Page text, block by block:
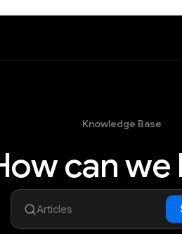
Knowledge Base
can we